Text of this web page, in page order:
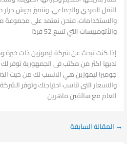
النقل الفردي والجماعي، ونتميز بجيش
والاستخدامات، فنحن نعتمد على مجموعة
والأتومبيسات التي تسع 52 فردًا
إذا كنت تبحث عن شركة ليموزين ذات خبرة
لديها اكثر من مكتب فى الجمهورية توفر
جوميرا ليموزين هي الانسب لك من حيث
والاسعار التى تناسب احتياجتك وتوفر
العام مع سائقين ماهرين
→ المقالة السابقة